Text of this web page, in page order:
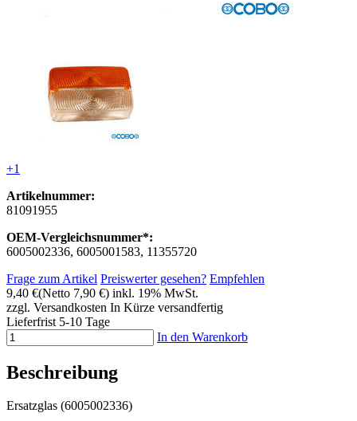
+1
Artikelnummer:
81091955
OEM-Vergleichsnummer*:
6005002336, 6005001583, 11355720
Frage zum Artikel Preiswerter gesehen? Empfehlen
9,40 €(Netto 7,90 €) inkl. 19% MwSt.
zzgl. Versandkosten In Kürze versandfertig
Lieferfrist 5-10 Tage
In den Warenkorb
Beschreibung
Ersatzglas (6005002336)